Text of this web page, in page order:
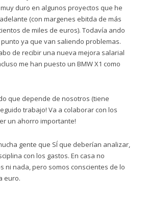
duro en algunos proyectos que he
(con margenes ebitda de más
de miles de euros). Todavía ando
ya que van saliendo problemas.
de recibir una nueva mejora salarial
me han puesto un BMW X1 como
que depende de nosotros (tiene
trabajo! Va a colaborar con los
un ahorro importante!
gente que SÍ que deberían analizar,
con los gastos. En casa no
ni nada, pero somos conscientes de lo
euro.